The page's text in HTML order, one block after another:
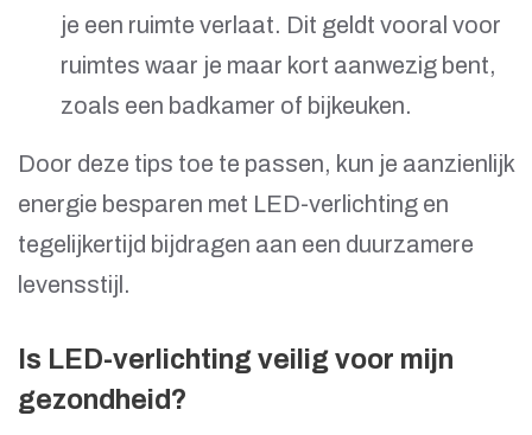
je een ruimte verlaat. Dit geldt vooral voor
ruimtes waar je maar kort aanwezig bent,
zoals een badkamer of bijkeuken.
Door deze tips toe te passen, kun je aanzienlijk
energie besparen met LED-verlichting en
tegelijkertijd bijdragen aan een duurzamere
levensstijl.
Is LED-verlichting veilig voor mijn
gezondheid?